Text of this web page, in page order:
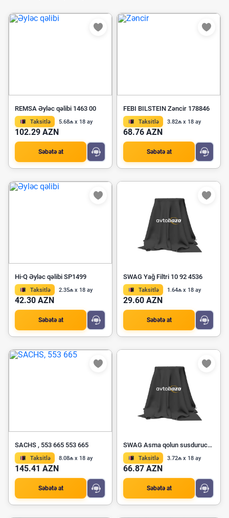
REMSA Əyləc qəlibi 1463 00
Taksitlə 5.68₼ x 18 ay
102.29 AZN
Səbətə at
FEBI BILSTEIN Zəncir 178846
Taksitlə 3.82₼ x 18 ay
68.76 AZN
Səbətə at
Hi-Q Əyləc qəlibi SP1499
Taksitlə 2.35₼ x 18 ay
42.30 AZN
Səbətə at
SWAG Yağ Filtri 10 92 4536
Taksitlə 1.64₼ x 18 ay
29.60 AZN
Səbətə at
SACHS , 553 665 553 665
Taksitlə 8.08₼ x 18 ay
145.41 AZN
Səbətə at
SWAG Asma qolun susdurucu bloku 20 60 0010
Taksitlə 3.72₼ x 18 ay
66.87 AZN
Səbətə at